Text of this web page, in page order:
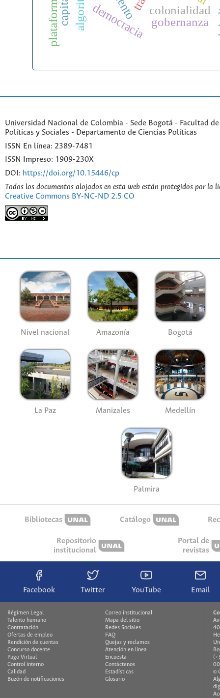
colonialidad
democracia
plataformas gobernanza
Universidad Nacional de Colombia - Sede Bogotá - Facultad
Políticas y Sociales - Departamento de Ciencias Políticas
ISSN En línea: 2389-7481
ISSN Impreso: 1909-230X
DOI: https://doi.org/10.15446/cp
Todos los documentos alojados en esta web están protegidos por la
Creative Commons BY-NC-ND 2.5 CO
Nivel nacional Amazonía Bogotá
La Paz Manizales Medellín
Palmira
Bibliotecas Catálogo
Repositorio
institucional
Portal de
revistas
Facebook Twitter YouTube Email
Régimen Legal
Talento humano
Contratación
Ofertas de empleo
Rendición de cuentas
Concurso docente
Pago Virtual
Control interno
Calidad
Buzón de notificaciones
Correo institucional
Mapa del sitio
Redes Sociales
FAQ
Quejas y reclamos
Atención en línea
Encuesta
Contáctenos
Estadísticas
Glosario
©